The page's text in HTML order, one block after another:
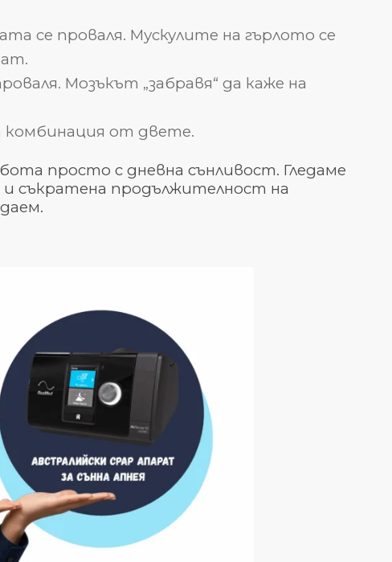
се проваля. Мускулите на гърлото се
Мозъкът „забравя“ да каже на
комбинация от двете.
просто с дневна сънливост. Гледаме
и съкратена продължителност на